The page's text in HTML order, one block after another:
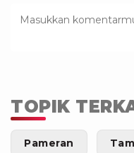
TOPIK
Pameran